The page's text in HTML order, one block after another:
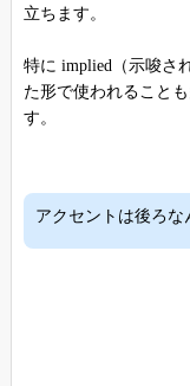
立ちます。
特に implied（示唆さ
た形で使われること
す。
アクセントは後ろな